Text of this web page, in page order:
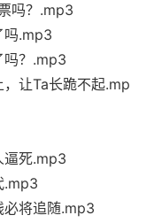
吗？.mp3
吗.mp3
吗？.mp3
让Ta长跪不起.mp
逼死.mp3
.mp3
将追随.mp3